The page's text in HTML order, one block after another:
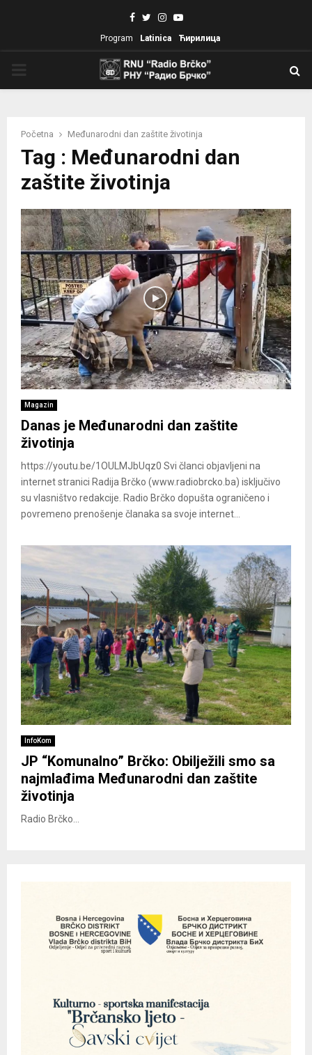
Facebook
TwitterInstagram
Youtube
Program Latinica Ћирилица
Početna Međunarodni dan zaštite životinja
Tag : Međunarodni dan
zaštite životinja
Magazin
Danas je Međunarodni dan zaštite
životinja
https://youtu.be/1OULMJbUqz0 Svi članci objavljeni na
internet stranici Radija Brčko (www.radiobrcko.ba) isključivo
su vlasništvo redakcije. Radio Brčko dopušta ograničeno i
povremeno prenošenje članaka sa svoje internet...
InfoKom
JP “Komunalno” Brčko: Obilježili smo sa
najmlađima Međunarodni dan zaštite
životinja
Radio Brčko...